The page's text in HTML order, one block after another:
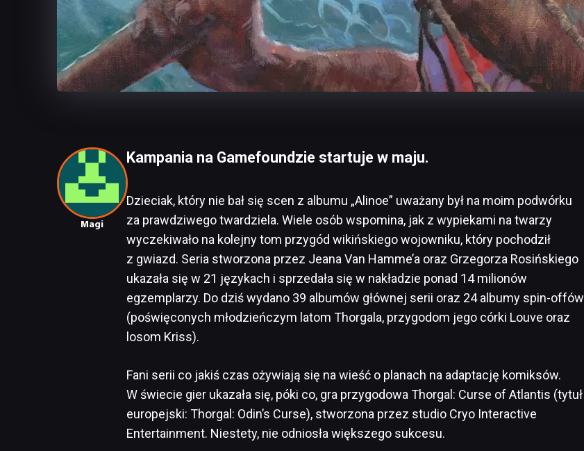
Magi
Kampania na Gamefoundzie startuje w maju.
Dzieciak, który nie bał się scen z albumu „Alinoe” uważany był na moim podwórku
za prawdziwego twardziela. Wiele osób wspomina, jak z wypiekami na twarzy
wyczekiwało na kolejny tom przygód wikińskiego wojowniku, który pochodził
z gwiazd. Seria stworzona przez Jeana Van Hamme’a oraz Grzegorza Rosińskiego
ukazała się w 21 językach i sprzedała się w nakładzie ponad 14 milionów
egzemplarzy. Do dziś wydano 39 albumów głównej serii oraz 24 albumy spin-offów
(poświęconych młodzieńczym latom Thorgala, przygodom jego córki Louve oraz
losom Kriss).
Fani serii co jakiś czas ożywiają się na wieść o planach na adaptację komiksów.
W świecie gier ukazała się, póki co, gra przygodowa Thorgal: Curse of Atlantis (tytuł
europejski: Thorgal: Odin’s Curse), stworzona przez studio Cryo Interactive
Entertainment. Niestety, nie odniosła większego sukcesu.